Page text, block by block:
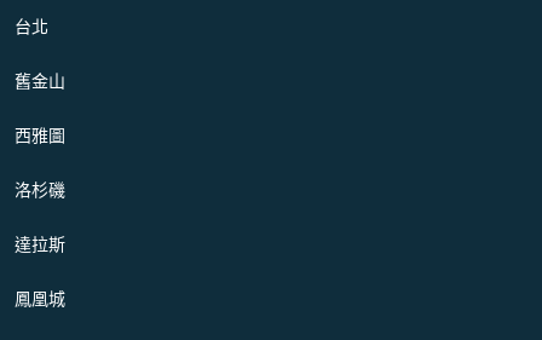
台北
舊金山
西雅圖
洛杉磯
達拉斯
鳳凰城